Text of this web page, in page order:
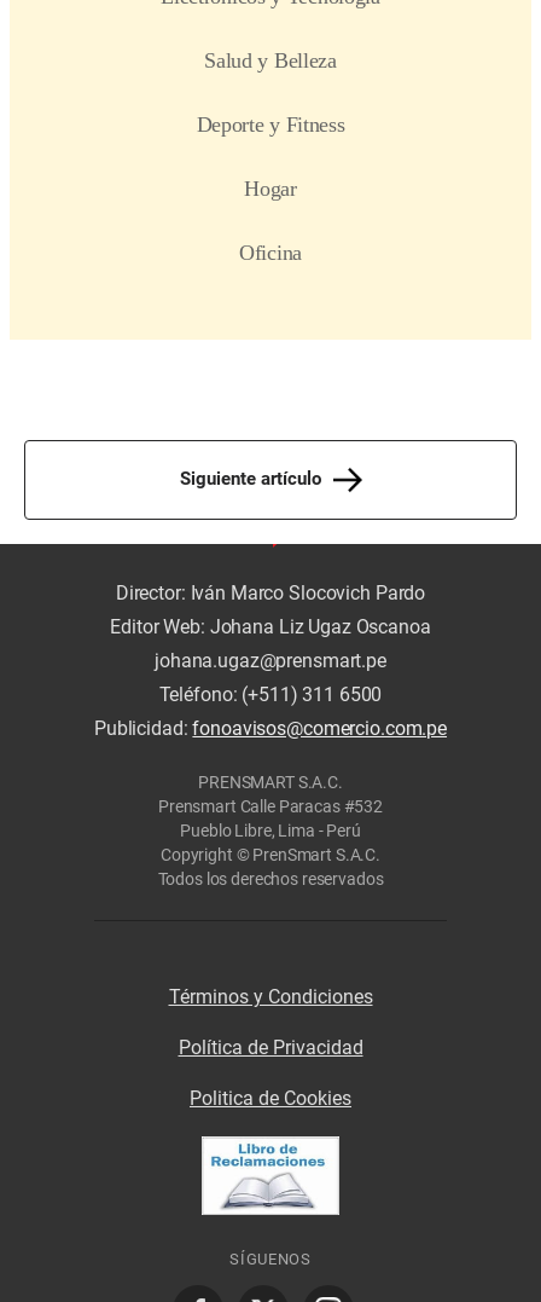
Siguiente artículo
Director: Iván Marco Slocovich Pardo
Editor Web: Johana Liz Ugaz Oscanoa
johana.ugaz@prensmart.pe
Teléfono: (+511) 311 6500
Publicidad:fonoavisos@comercio.com.pe
PRENSMART S.A.C.
Prensmart Calle Paracas #532
Pueblo Libre, Lima - Perú
Copyright © PrenSmart S.A.C.
Todos los derechos reservados
Términos y Condiciones
Política de Privacidad
Politica de Cookies
SÍGUENOS